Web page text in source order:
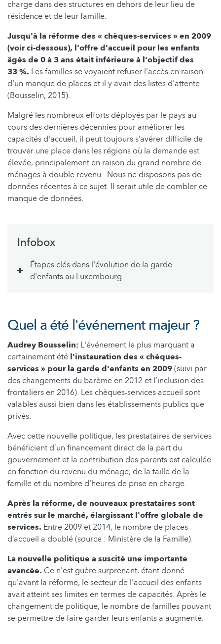
charge dans des structures en dehors de leur lieu de
résidence et de leur famille.
Jusqu'à la réforme des « chèques-services » en 2009
(voir ci-dessous), l'offre d'accueil pour les enfants
âgés de 0 à 3 ans était inférieure à l'objectif des
33 %. Les familles se voyaient refuser l'accès en raison
d'un manque de places et il y avait des listes d'attente
(Bousselin, 2015).
Malgré les nombreux efforts déployés par le pays au
cours des dernières décennies pour améliorer les
capacités d'accueil, il peut toujours s’avérer difficile de
trouver une place dans les régions où la demande est
élevée, principalement en raison du grand nombre de
ménages à double revenu. Nous ne disposons pas de
données récentes à ce sujet. Il serait utile de combler ce
manque de données.
Infobox
Étapes clés dans l'évolution de la garde
d'enfants au Luxembourg
Quel a été l'événement majeur ?
Audrey Bousselin: L'événement le plus marquant a
certainement été l'instauration des « chèques-
services » pour la garde d'enfants en 2009(suivi par
des changements du barème en 2012 et l’inclusion des
frontaliers en 2016). Les chèques-services accueil sont
valables aussi bien dans les établissements publics que
privés.
Avec cette nouvelle politique, les prestataires de services
bénéficient d’un financement direct de la part du
gouvernement et la contribution des parents est calculée
en fonction du revenu du ménage, de la taille de la
famille et du nombre d'heures de prise en charge.
Après la réforme, de nouveaux prestataires sont
entrés sur le marché, élargissant l'offre globale de
services. Entre 2009 et 2014, le nombre de places
d’accueil a doublé (source : Ministère de la Famille).
La nouvelle politique a suscité une importante
avancée. Ce n'est guère surprenant, étant donné
qu'avant la réforme, le secteur de l'accueil des enfants
avait atteint ses limites en termes de capacités. Après le
changement de politique, le nombre de familles pouvant
se permettre de faire garder leurs enfants a augmenté.